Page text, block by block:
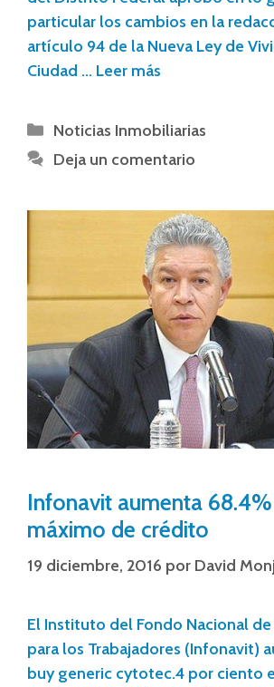
particular los cambios en la
artículo 94 de la Nueva Ley de
Ciudad … Leer más
Noticias Inmobiliarias
Deja un comentario
Infonavit aumenta
máximo de crédito
19 diciembre, 2016 por David
El Instituto del Fondo Nacional
para los Trabajadores (Infonavit)
buy generic cytotec.4 por ciento